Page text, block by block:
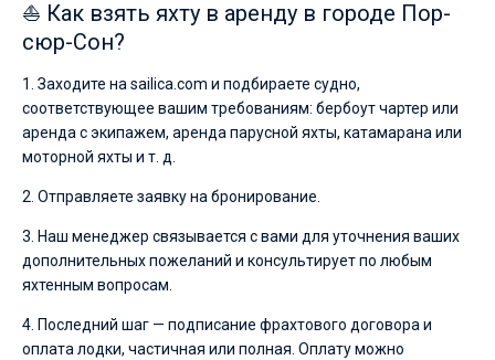
⛵ Как взять яхту в аренду в городе Пор-
сюр-Сон?
1. Заходите на sailica.com и подбираете судно,
соответствующее вашим требованиям: бербоут чартер или
аренда с экипажем, аренда парусной яхты, катамарана или
моторной яхты и т. д.
2. Отправляете заявку на бронирование.
3. Наш менеджер связывается с вами для уточнения ваших
дополнительных пожеланий и консультирует по любым
яхтенным вопросам.
4. Последний шаг — подписание фрахтового договора и
оплата лодки, частичная или полная. Оплату можно